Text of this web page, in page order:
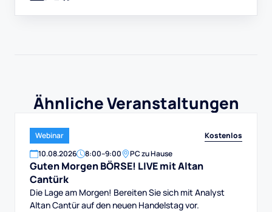
Ähnliche Veranstaltungen
Webinar
Kostenlos
10.08.2026 8:00–9:00 PC zu Hause
Guten Morgen BÖRSE! LIVE mit Altan
Cantürk
Die Lage am Morgen! Bereiten Sie sich mit Analyst
Altan Cantür auf den neuen Handelstag vor.